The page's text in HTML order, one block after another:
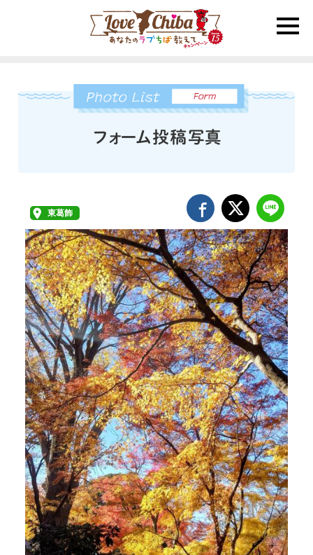
toggle
東葛飾